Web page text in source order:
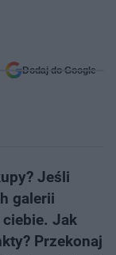
Dodaj do Google
Jeśli
galerii
Jak
Przekonaj